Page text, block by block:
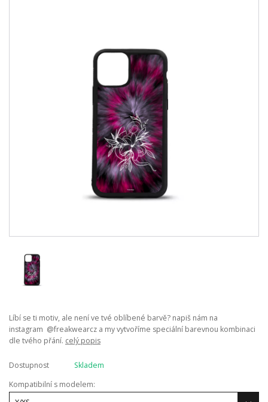
Líbí se ti motiv, ale není ve tvé oblíbené barvě? napiš nám na
instagram @freakwearcz a my vytvoříme speciální barevnou kombinaci
dle tvého přání. celý popis
Dostupnost
Skladem
Kompatibilní s modelem: